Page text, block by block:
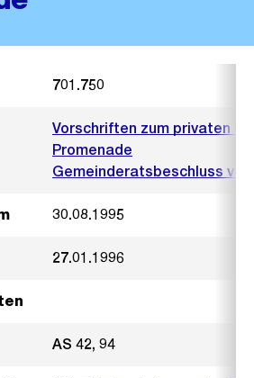
701.750
Vorschriften zum privaten
Promenade
Gemeinderatsbeschluss
30.08.1995
27.01.1996
AS 42, 94